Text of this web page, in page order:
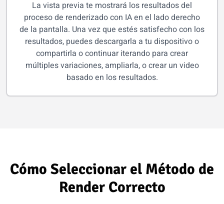
La vista previa te mostrará los resultados del
proceso de renderizado con IA en el lado derecho
de la pantalla. Una vez que estés satisfecho con los
resultados, puedes descargarla a tu dispositivo o
compartirla o continuar iterando para crear
múltiples variaciones, ampliarla, o crear un video
basado en los resultados.
Cómo Seleccionar el Método de
Render Correcto